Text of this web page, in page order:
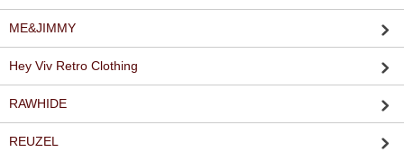
ME&JIMMY
Hey Viv Retro Clothing
RAWHIDE
REUZEL